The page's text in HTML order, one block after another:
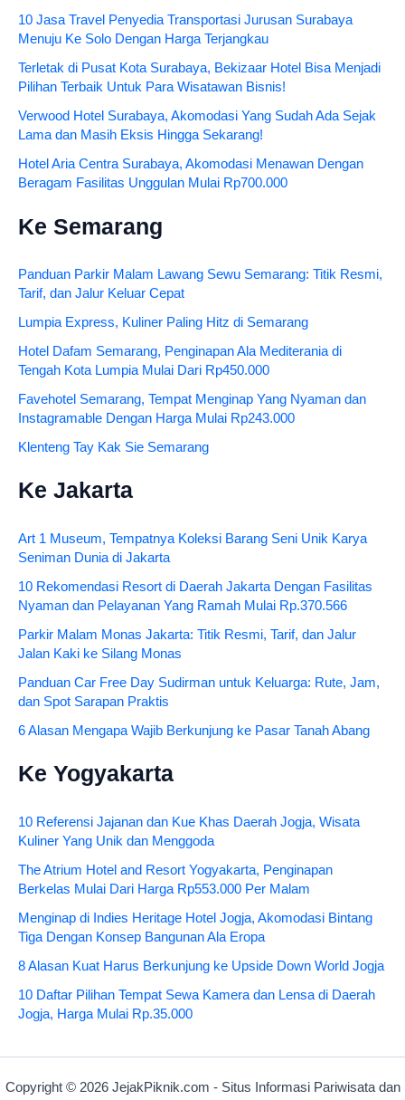
10 Jasa Travel Penyedia Transportasi Jurusan Surabaya
Menuju Ke Solo Dengan Harga Terjangkau
Terletak di Pusat Kota Surabaya, Bekizaar Hotel Bisa Menjadi
Pilihan Terbaik Untuk Para Wisatawan Bisnis!
Verwood Hotel Surabaya, Akomodasi Yang Sudah Ada Sejak
Lama dan Masih Eksis Hingga Sekarang!
Hotel Aria Centra Surabaya, Akomodasi Menawan Dengan
Beragam Fasilitas Unggulan Mulai Rp700.000
Ke Semarang
Panduan Parkir Malam Lawang Sewu Semarang: Titik Resmi,
Tarif, dan Jalur Keluar Cepat
Lumpia Express, Kuliner Paling Hitz di Semarang
Hotel Dafam Semarang, Penginapan Ala Mediterania di
Tengah Kota Lumpia Mulai Dari Rp450.000
Favehotel Semarang, Tempat Menginap Yang Nyaman dan
Instagramable Dengan Harga Mulai Rp243.000
Klenteng Tay Kak Sie Semarang
Ke Jakarta
Art 1 Museum, Tempatnya Koleksi Barang Seni Unik Karya
Seniman Dunia di Jakarta
10 Rekomendasi Resort di Daerah Jakarta Dengan Fasilitas
Nyaman dan Pelayanan Yang Ramah Mulai Rp.370.566
Parkir Malam Monas Jakarta: Titik Resmi, Tarif, dan Jalur
Jalan Kaki ke Silang Monas
Panduan Car Free Day Sudirman untuk Keluarga: Rute, Jam,
dan Spot Sarapan Praktis
6 Alasan Mengapa Wajib Berkunjung ke Pasar Tanah Abang
Ke Yogyakarta
10 Referensi Jajanan dan Kue Khas Daerah Jogja, Wisata
Kuliner Yang Unik dan Menggoda
The Atrium Hotel and Resort Yogyakarta, Penginapan
Berkelas Mulai Dari Harga Rp553.000 Per Malam
Menginap di Indies Heritage Hotel Jogja, Akomodasi Bintang
Tiga Dengan Konsep Bangunan Ala Eropa
8 Alasan Kuat Harus Berkunjung ke Upside Down World Jogja
10 Daftar Pilihan Tempat Sewa Kamera dan Lensa di Daerah
Jogja, Harga Mulai Rp.35.000
Copyright © 2026 JejakPiknik.com - Situs Informasi Pariwisata dan